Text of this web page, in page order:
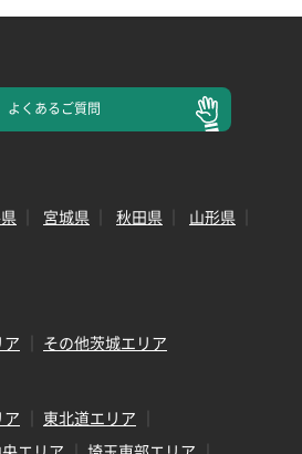
よくあるご質問
宮城県 秋田県
山形県
その他茨城エリア
東北道エリア